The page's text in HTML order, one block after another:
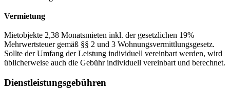
Vermietung
Mietobjekte 2,38 Monatsmieten inkl. der gesetzlichen 19%
Mehrwertsteuer gemäß §§ 2 und 3 Wohnungsvermittlungsgesetz.
Sollte der Umfang der Leistung individuell vereinbart werden, wird
üblicherweise auch die Gebühr individuell vereinbart und berechnet.
Dienstleistungsgebühren